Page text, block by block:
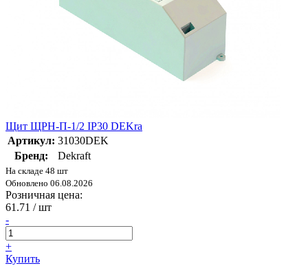
Щит ЩРН-П-1/2 IP30 DEKra
Артикул: 31030DEK
Бренд:
Dekraft
На складе 48 шт
Обновлено 06.08.2026
Розничная цена:
61.71 / шт
-
+
Купить